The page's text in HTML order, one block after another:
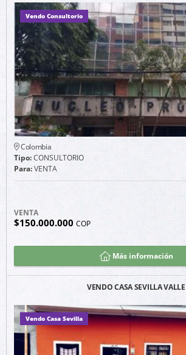
Vendo Consultorio
Colombia
Tipo:CONSULTORIO
Para:VENTA
VENTA
$150.000.000 COP
Más información
VENDO CASA SEVILLA VALLE
Vendo Casa Sevilla